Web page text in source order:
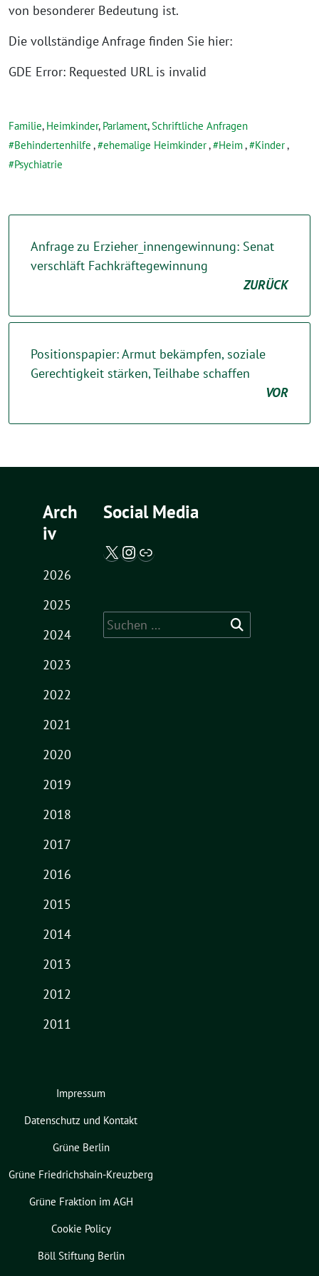
von besonderer Bedeutung ist.
Die vollständige Anfrage finden Sie hier:
GDE Error: Requested URL is invalid
Familie, Heimkinder, Parlament,Schriftliche Anfragen
Behindertenhilfe , ehemalige Heimkinder, Heim, Kinder,
Psychiatrie
Anfrage zu Erzieher_innengewinnung: Senat
verschläft Fachkräftegewinnung
ZURÜCK
Positionspapier: Armut bekämpfen, soziale
Gerechtigkeit stärken, Teilhabe schaffen
VOR
Arch
iv
2026
2025
2024
2023
2022
2021
2020
2019
2018
2017
2016
2015
2014
2013
2012
2011
Social Media
X / Twitter
Instagram
Abgeordnetenwatch
Suche
nach:
Impressum
Datenschutz und Kontakt
Grüne Berlin
Grüne Friedrichshain-Kreuzberg
Grüne Fraktion im AGH
Cookie Policy
Böll Stiftung Berlin